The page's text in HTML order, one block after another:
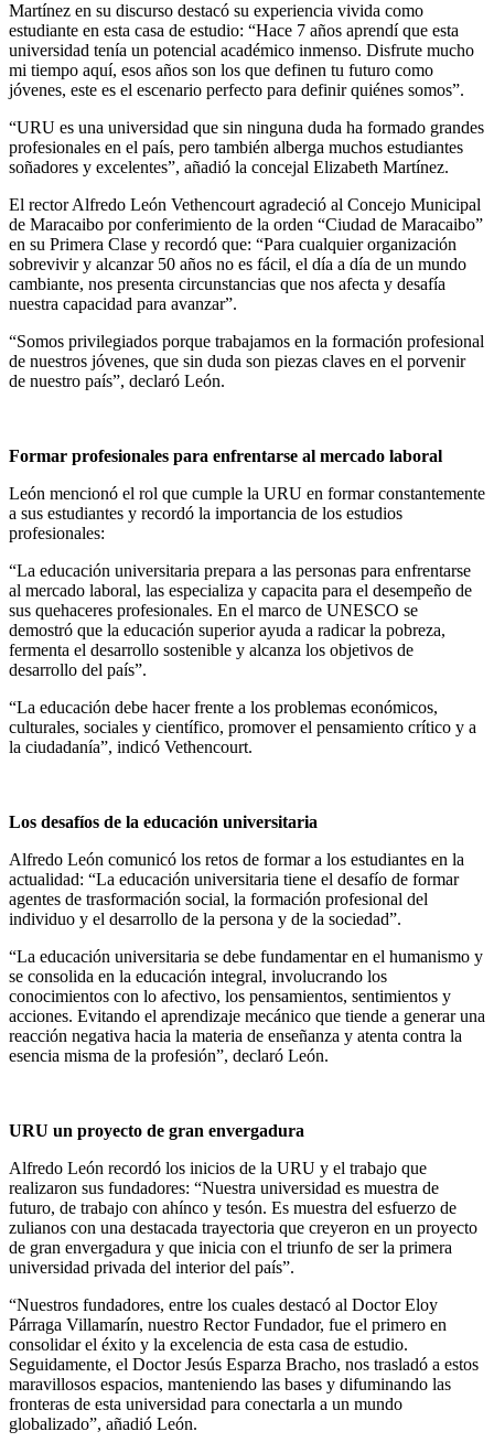
Martínez en su discurso destacó su experiencia vivida como
estudiante en esta casa de estudio: “Hace 7 años aprendí que esta
universidad tenía un potencial académico inmenso. Disfrute mucho
mi tiempo aquí, esos años son los que definen tu futuro como
jóvenes, este es el escenario perfecto para definir quiénes somos”.
“URU es una universidad que sin ninguna duda ha formado grandes
profesionales en el país, pero también alberga muchos estudiantes
soñadores y excelentes”, añadió la concejal Elizabeth Martínez.
El rector Alfredo León Vethencourt agradeció al Concejo Municipal
de Maracaibo por conferimiento de la orden “Ciudad de Maracaibo”
en su Primera Clase y recordó que: “Para cualquier organización
sobrevivir y alcanzar 50 años no es fácil, el día a día de un mundo
cambiante, nos presenta circunstancias que nos afecta y desafía
nuestra capacidad para avanzar”.
“Somos privilegiados porque trabajamos en la formación profesional
de nuestros jóvenes, que sin duda son piezas claves en el porvenir
de nuestro país”, declaró León.
Formar profesionales para enfrentarse al mercado laboral
León mencionó el rol que cumple la URU en formar constantemente
a sus estudiantes y recordó la importancia de los estudios
profesionales:
“La educación universitaria prepara a las personas para enfrentarse
al mercado laboral, las especializa y capacita para el desempeño de
sus quehaceres profesionales. En el marco de UNESCO se
demostró que la educación superior ayuda a radicar la pobreza,
fermenta el desarrollo sostenible y alcanza los objetivos de
desarrollo del país”.
“La educación debe hacer frente a los problemas económicos,
culturales, sociales y científico, promover el pensamiento crítico y a
la ciudadanía”, indicó Vethencourt.
Los desafíos de la educación universitaria
Alfredo León comunicó los retos de formar a los estudiantes en la
actualidad: “La educación universitaria tiene el desafío de formar
agentes de trasformación social, la formación profesional del
individuo y el desarrollo de la persona y de la sociedad”.
“La educación universitaria se debe fundamentar en el humanismo y
se consolida en la educación integral, involucrando los
conocimientos con lo afectivo, los pensamientos, sentimientos y
acciones. Evitando el aprendizaje mecánico que tiende a generar una
reacción negativa hacia la materia de enseñanza y atenta contra la
esencia misma de la profesión”, declaró León.
URU un proyecto de gran envergadura
Alfredo León recordó los inicios de la URU y el trabajo que
realizaron sus fundadores: “Nuestra universidad es muestra de
futuro, de trabajo con ahínco y tesón. Es muestra del esfuerzo de
zulianos con una destacada trayectoria que creyeron en un proyecto
de gran envergadura y que inicia con el triunfo de ser la primera
universidad privada del interior del país”.
“Nuestros fundadores, entre los cuales destacó al Doctor Eloy
Párraga Villamarín, nuestro Rector Fundador, fue el primero en
consolidar el éxito y la excelencia de esta casa de estudio.
Seguidamente, el Doctor Jesús Esparza Bracho, nos trasladó a estos
maravillosos espacios, manteniendo las bases y difuminando las
fronteras de esta universidad para conectarla a un mundo
globalizado”, añadió León.